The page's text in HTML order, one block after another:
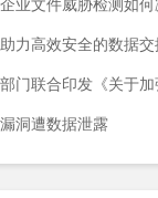
力高效安全的数据
洞遭数据泄露